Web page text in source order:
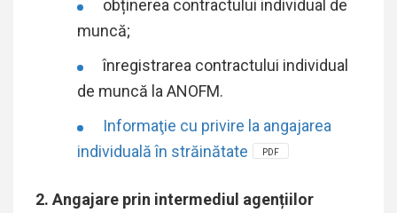
obținerea contractului individual de
muncă;
înregistrarea contractului individual
de muncă la ANOFM.
Informaţie cu privire la angajarea
individuală în străinătate
PDF
2. Angajare prin intermediul agențiilor